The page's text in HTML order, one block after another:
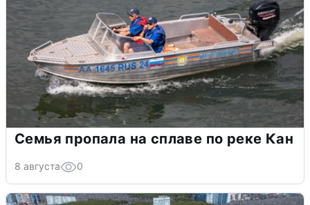
Семья пропала на сплаве по реке Кан
8 августа 0